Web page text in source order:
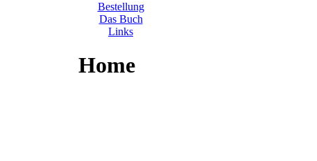
Bestellung
Das Buch
Links
Home